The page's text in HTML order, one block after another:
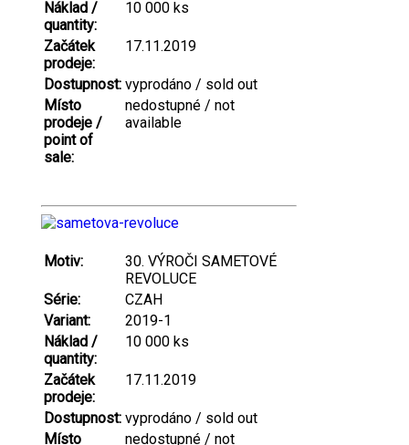
Náklad /
quantity:
10 000 ks
Začátek
prodeje:
17.11.2019
Dostupnost: vyprodáno / sold out
Místo
prodeje /
point of
sale:
nedostupné / not
available
Motiv:
30. VÝROČI SAMETOVÉ
REVOLUCE
Série:
CZAH
Variant:
2019-1
Náklad /
quantity:
10 000 ks
Začátek
prodeje:
17.11.2019
Dostupnost: vyprodáno / sold out
Místo
nedostupné / not